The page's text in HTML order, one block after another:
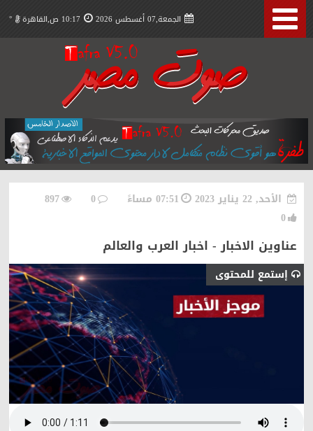
الجمعة,07 أغسطس 2026 10:17 ص,القاهرة °
الأحد, 22 يناير 2023 07:51 مساءً 0
897
0
عناوين الاخبار - اخبار العرب والعالم
إستمع للمحتوى